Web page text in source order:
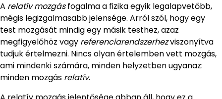
A relatív mozgásfogalma a fizika egyik legalapvetőbb,
mégis legizgalmasabb jelensége. Arról szól, hogy egy
test mozgását mindig egy másik testhez, azaz
megfigyelőhöz vagy referenciarendszerhezviszonyítva
tudjuk értelmezni. Nincs olyan értelemben vett mozgás,
ami mindenki számára, minden helyzetben ugyanaz:
minden mozgás relatív.